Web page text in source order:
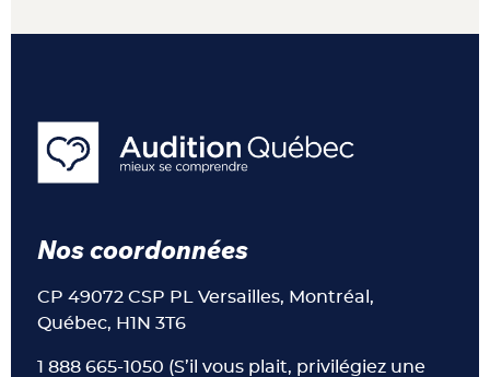
Nos coordonnées
CP 49072 CSP PL Versailles, Montréal,
Québec, H1N 3T6
1 888 665-1050 (S’il vous plait, privilégiez une